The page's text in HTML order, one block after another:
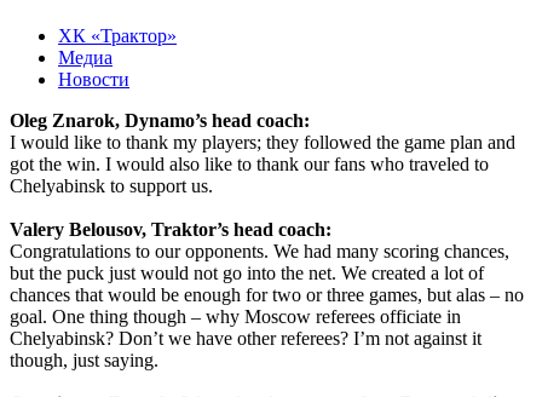
ХК «Трактор»
Медиа
Новости
Oleg Znarok, Dynamo’s head coach:
I would like to thank my players; they followed the game plan and
got the win. I would also like to thank our fans who traveled to
Chelyabinsk to support us.
Valery Belousov, Traktor’s head coach:
Congratulations to our opponents. We had many scoring chances,
but the puck just would not go into the net. We created a lot of
chances that would be enough for two or three games, but alas – no
goal. One thing though – why Moscow referees officiate in
Chelyabinsk? Don’t we have other referees? I’m not against it
though, just saying.